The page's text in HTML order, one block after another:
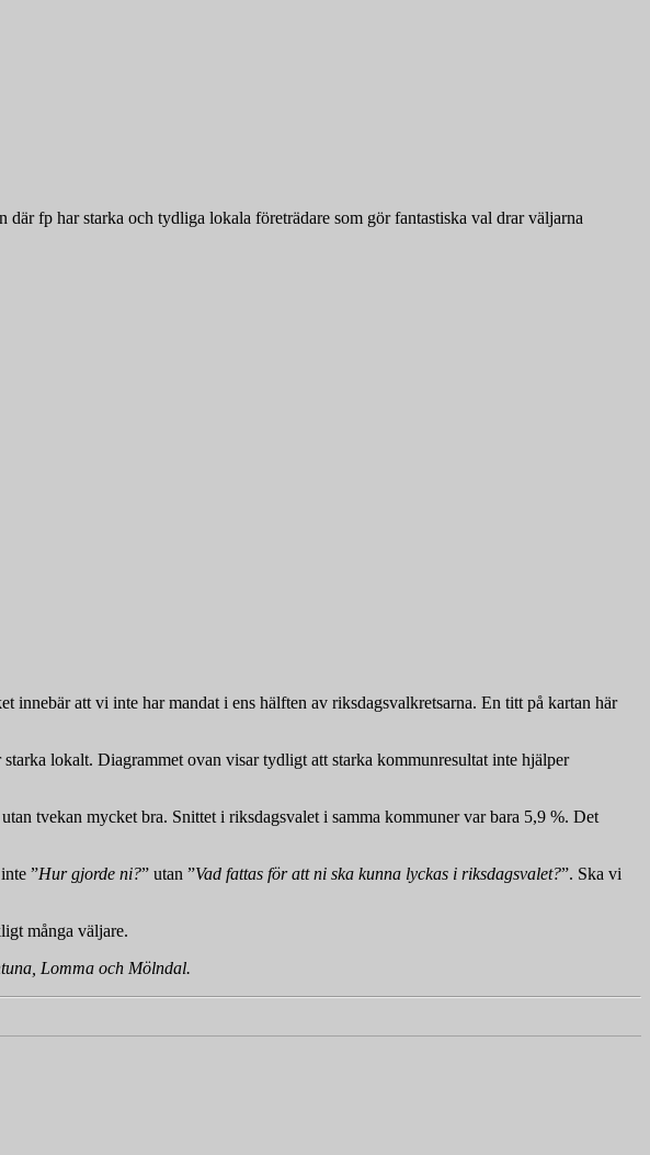
fp har starka och tydliga lokala företrädare som gör fantastiska val drar väljarna
att vi inte har mandat i ens hälften av riksdagsvalkretsarna. En titt på kartan här
lokalt. Diagrammet ovan visar tydligt att starka kommunresultat inte hjälper
tvekan mycket bra. Snittet i riksdagsvalet i samma kommuner var bara 5,9 %. Det
”Hur gjorde ni?” utan ”Vad fattas för att ni ska kunna lyckas i riksdagsvalet?”. Ska vi
många väljare.
Lomma och Mölndal.